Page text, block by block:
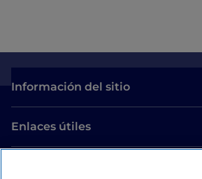
Información del sitio
Enlaces útiles